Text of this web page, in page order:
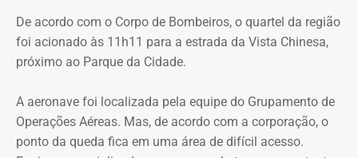
criança de 2 anos — Foto: Reprodução.
O pedido de Búzios à Justiça
Em caráter urgente, antes da apresentação da defesa das
empresas, a prefeitura solicitou:
De acordo com o Corpo de Bombeiros, o quartel da região
foi acionado às 11h11 para a estrada da Vista Chinesa,
próximo ao Parque da Cidade.
A aeronave foi localizada pela equipe do Grupamento de
Operações Aéreas. Mas, de acordo com a corporação, o
ponto da queda fica em uma área de difícil acesso.